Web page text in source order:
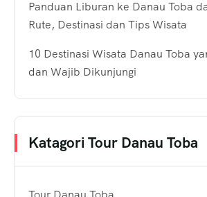
Panduan Liburan ke Danau Toba
Rute, Destinasi dan Tips Wisata
10 Destinasi Wisata Danau Toba
dan Wajib Dikunjungi
Katagori Tour Danau Toba